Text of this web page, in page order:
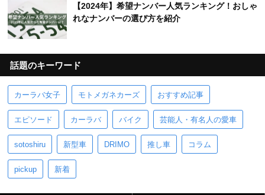
【2024年】希望ナンバー人気ランキング！おしゃ
れなナンバーの選び方を紹介
話題のキーワード
カーラバ女子 モトメガネカーズ おすすめ記事
エピソード カーラバ バイク 芸能人・有名人の愛車
sotoshiru 新型車 DRIMO 推し車 コラム
pickup 新着